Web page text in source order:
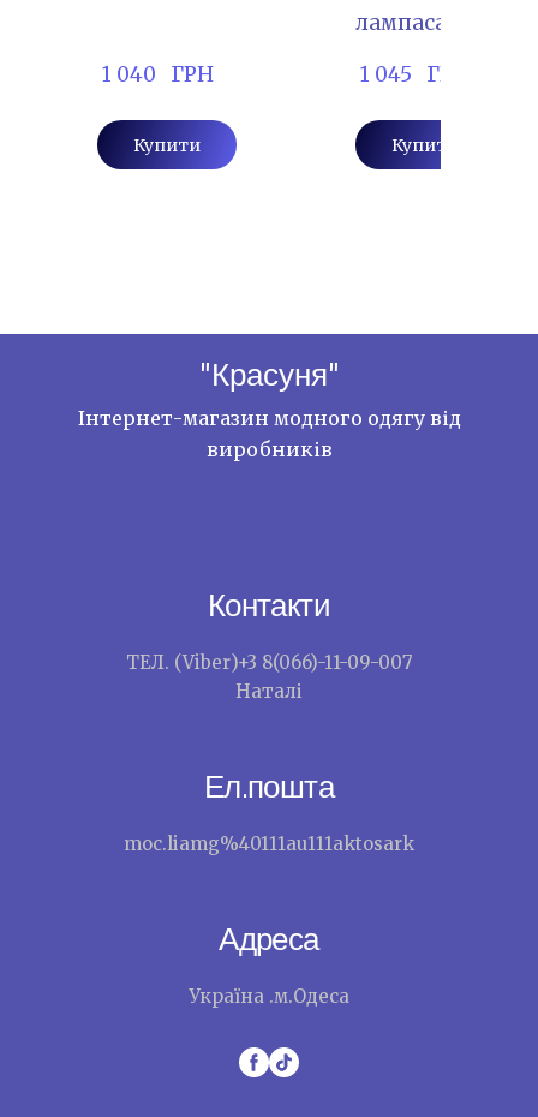
1 040   ГРН
Купити
лампасами
1 045   ГРН
Купити
"Красуня"
Інтернет-магазин модного одягу від
виробників
Контакти
ТЕЛ. (Viber)+3 8(066)-11-09-007
Наталі
Ел.пошта
moc.liamg%40111au111aktosark
Адреса
Україна .м.Одеса